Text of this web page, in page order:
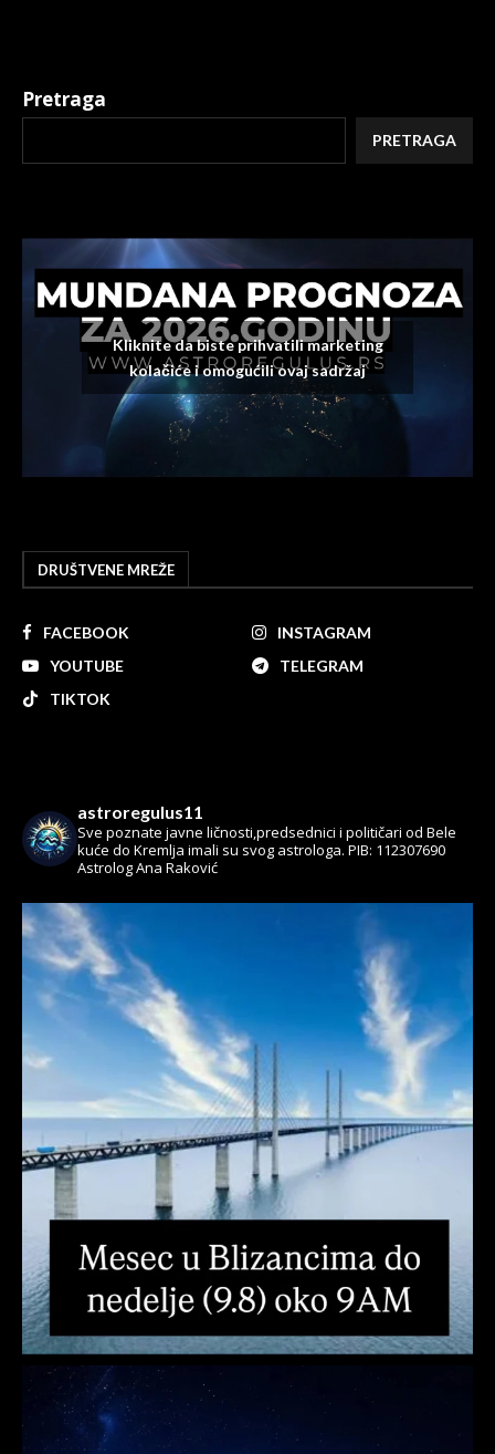
Pretraga
PRETRAGA
Kliknite da biste prihvatili marketing
kolačiće i omogućili ovaj sadržaj
DRUŠTVENE MREŽE
FACEBOOK
INSTAGRAM
YOUTUBE
TELEGRAM
TIKTOK
astroregulus11
Sve poznate javne ličnosti,predsednici i političari od Bele
kuće do Kremlja imali su svog astrologa. PIB: 112307690
Astrolog Ana Raković